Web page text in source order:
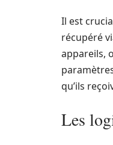
Il est
récupéré
appareils,
qu’ils
Les